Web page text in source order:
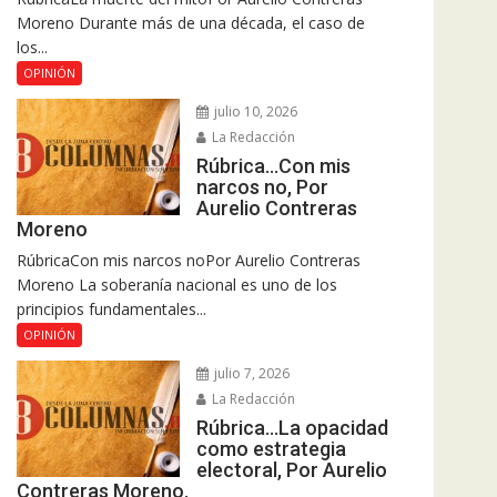
Moreno Durante más de una década, el caso de
los...
OPINIÓN
julio 10, 2026
La Redacción
Rúbrica…Con mis
narcos no, Por
Aurelio Contreras
Moreno
RúbricaCon mis narcos noPor Aurelio Contreras
Moreno La soberanía nacional es uno de los
principios fundamentales...
OPINIÓN
julio 7, 2026
La Redacción
Rúbrica…La opacidad
como estrategia
electoral, Por Aurelio
Contreras Moreno.